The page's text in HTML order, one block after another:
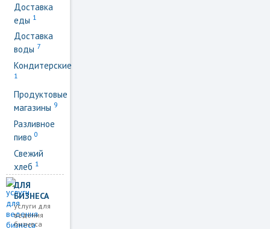
Доставка
еды 1
Доставка
воды 7
Кондитерские
1
Продуктовые
магазины 9
Разливное
пиво0
Свежий
хлеб 1
ДЛЯ
БИЗНЕСА
услуги для
ведения
бизнеса